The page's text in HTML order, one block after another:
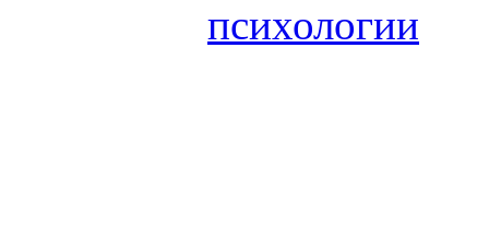
психологии